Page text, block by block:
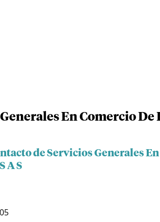
En Comercio De
de Servicios Generales
A S